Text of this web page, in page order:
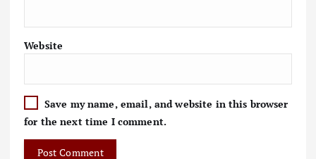
Website
Save my name, email, and website in this browser
for the next time I comment.